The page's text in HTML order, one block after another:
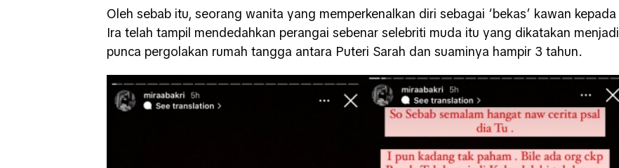
Oleh sebab itu, seorang wanita yang memperkenalkan diri sebagai ‘bekas’ kawan kepada
Ira telah tampil mendedahkan perangai sebenar selebriti muda itu yang dikatakan menjadi
punca pergolakan rumah tangga antara Puteri Sarah dan suaminya hampir 3 tahun.